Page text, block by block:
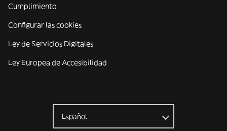
Cumplimiento
Configurar las cookies
Ley de Servicios Digitales
Ley Europea de Accesibilidad